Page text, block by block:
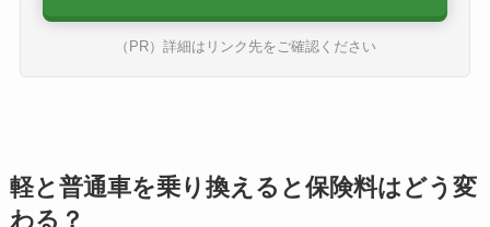
（PR）詳細はリンク先をご確認ください
軽と普通車を乗り換えると保険料はどう変
わる？